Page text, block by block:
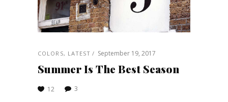
COLORS, LATEST September 19, 2017
Summer Is The Best Season
12 3